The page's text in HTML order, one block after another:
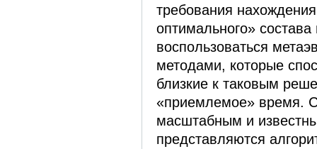
требования нахождения
оптимального»
воспользоваться
методами, которые
близкие к таковым
«приемлемое» время.
масштабным и
представляются